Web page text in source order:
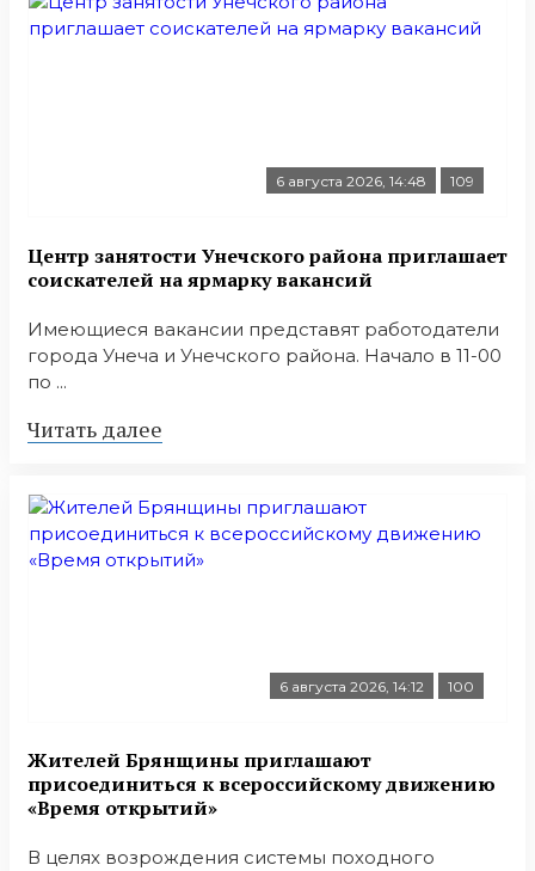
6 августа 2026, 14:48 109
Центр занятости Унечского района приглашает
соискателей на ярмарку вакансий
Имеющиеся вакансии представят работодатели
города Унеча и Унечского района. Начало в 11-00
по ...
Читать далее
6 августа 2026, 14:12 100
Жителей Брянщины приглашают
присоединиться к всероссийскому движению
«Время открытий»
В целях возрождения системы походного